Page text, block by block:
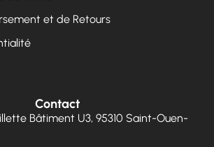
et de Retours
Contact
Bâtiment U3, 95310 Saint-Ouen-